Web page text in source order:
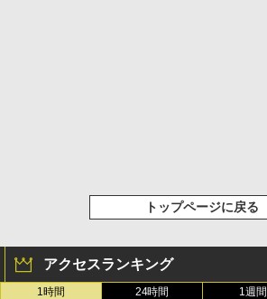
トップページに戻る
アクセスランキング
1時間 24時間 1週間